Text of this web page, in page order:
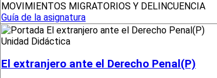
MOVIMIENTOS MIGRATORIOS Y DELINCUENCIA
Guía de la asignatura
Unidad Didáctica
El extranjero ante el Derecho Penal(P)